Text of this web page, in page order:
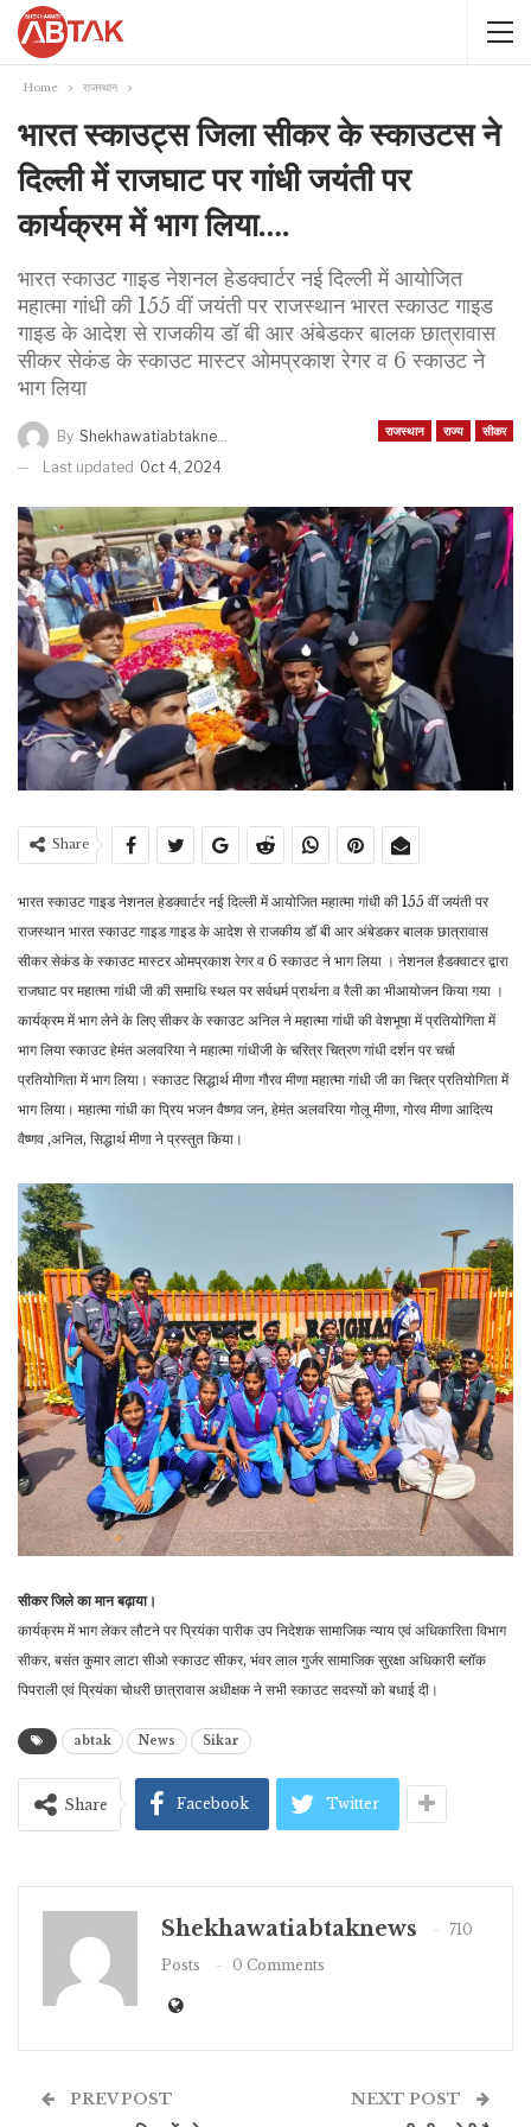
Home राजस्थान
भारत स्काउट्स जिला सीकर के स्काउटस ने
दिल्ली में राजघाट पर गांधी जयंती पर
कार्यक्रम में भाग लिया….
भारत स्काउट गाइड नेशनल हेडक्वार्टर नई दिल्ली में आयोजित
महात्मा गांधी की 155 वीं जयंती पर राजस्थान भारत स्काउट गाइड
गाइड के आदेश से राजकीय डॉ बी आर अंबेडकर बालक छात्रावास
सीकर सेकंड के स्काउट मास्टर ओमप्रकाश रेगर व 6 स्काउट ने
भाग लिया
राजस्थान राज्य सीकर
By Shekhawatiabtaknews
Last updated Oct 4, 2024
Share
भारत स्काउट गाइड नेशनल हेडक्वार्टर नई दिल्ली में आयोजित महात्मा गांधी की 155 वीं जयंती पर
राजस्थान भारत स्काउट गाइड गाइड के आदेश से राजकीय डॉ बी आर अंबेडकर बालक छात्रावास
सीकर सेकंड के स्काउट मास्टर ओमप्रकाश रेगर व 6 स्काउट ने भाग लिया । नेशनल हैडक्वाटर द्वारा
राजघाट पर महात्मा गांधी जी की समाधि स्थल पर सर्वधर्म प्रार्थना व रैली का भीआयोजन किया गया ।
कार्यक्रम में भाग लेने के लिए सीकर के स्काउट अनिल ने महात्मा गांधी की वेशभूषा में प्रतियोगिता में
भाग लिया स्काउट हेमंत अलवरिया ने महात्मा गांधीजी के चरित्र चित्रण गांधी दर्शन पर चर्चा
प्रतियोगिता में भाग लिया। स्काउट सिद्धार्थ मीणा गौरव मीणा महात्मा गांधी जी का चित्र प्रतियोगिता में
भाग लिया। महात्मा गांधी का प्रिय भजन वैष्णव जन, हेमंत अलवरिया गोलू मीणा, गोरव मीणा आदित्य
वैष्णव ,अनिल, सिद्धार्थ मीणा ने प्रस्तुत किया।
सीकर जिले का मान बढ़ाया।
कार्यक्रम में भाग लेकर लौटने पर प्रियंका पारीक उप निदेशक सामाजिक न्याय एवं अधिकारिता विभाग
सीकर, बसंत कुमार लाटा सीओ स्काउट सीकर, भंवर लाल गुर्जर सामाजिक सुरक्षा अधिकारी ब्लॉक
पिपराली एवं प्रियंका चोधरी छात्रावास अधीक्षक ने सभी स्काउट सदस्यों को बधाई दी।
abtak News Sikar
Share Facebook Twitter
Shekhawatiabtaknews
710
Posts
0 Comments
PREV POST NEXT POST